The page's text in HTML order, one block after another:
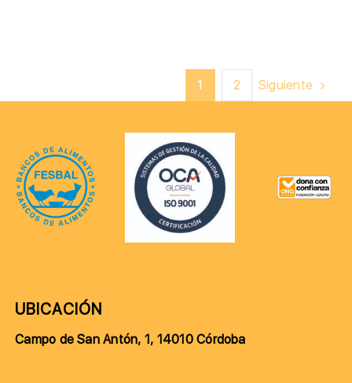
1 2 Siguiente
UBICACIÓN
Campo de San Antón, 1, 14010 Córdoba